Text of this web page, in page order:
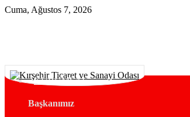
Cuma, Ağustos 7, 2026
KURUMSAL
Başkanımız